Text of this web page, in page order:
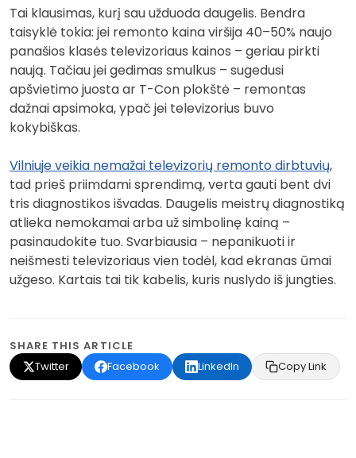
Tai klausimas, kurį sau užduoda daugelis. Bendra
taisyklė tokia: jei remonto kaina viršija 40–50% naujo
panašios klasės televizoriaus kainos – geriau pirkti
naują. Tačiau jei gedimas smulkus – sugedusi
apšvietimo juosta ar T-Con plokštė – remontas
dažnai apsimoka, ypač jei televizorius buvo
kokybiškas.
Vilniuje veikia nemažai televizorių remonto dirbtuvių,
tad prieš priimdami sprendimą, verta gauti bent dvi
tris diagnostikos išvadas. Daugelis meistrų diagnostiką
atlieka nemokamai arba už simbolinę kainą –
pasinaudokite tuo. Svarbiausia – nepanikuoti ir
neišmesti televizoriaus vien todėl, kad ekranas ūmai
užgeso. Kartais tai tik kabelis, kuris nuslydo iš jungties.
SHARE THIS ARTICLE
Twitter
Facebook LinkedIn Copy Link